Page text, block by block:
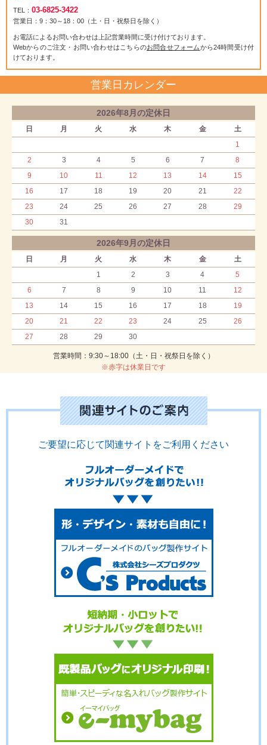
TEL： 03-6825-3422
営業日：9：30～18：00（土・日・祝祭日を除く）
お電話によるお問い合わせは上記営業時間に受け付けております。
Webからのご注文・お問い合わせはこちらのお問合せフォームから24時間受け付
けております。
営業日カレンダー
2026年8月の定休日
日 月 火 水 木 金
土
1
2
3 4 5 6 7
8
9
10 11 12 13 14
15
16
17 18 19 20 21
22
23
24 25 26 27 28
29
30
31
2026年9月の定休日
日 月 火 水 木 金
土
1
2 3 4
5
6
7 8 9 10 11
12
13
14 15 16 17 18
19
20
21 22 23 24 25
26
27
28 29 30
営業時間：9:30～18:00（土・日・祝祭日を除く）
※赤字は休業日です
ご要望に応じて関連サイトをご利用ください